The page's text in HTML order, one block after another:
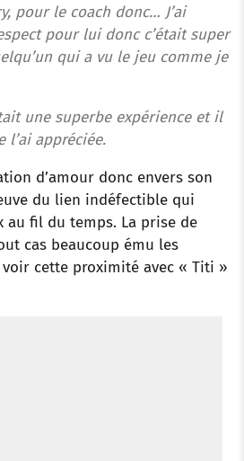
pour le coach donc… J’ai
pour lui donc c’était super
qui a vu le jeu comme je
une superbe expérience et il
appréciée.
d’amour donc envers son
du lien indéfectible qui
au fil du temps. La prise de
cas beaucoup ému les
cette proximité avec « Titi »